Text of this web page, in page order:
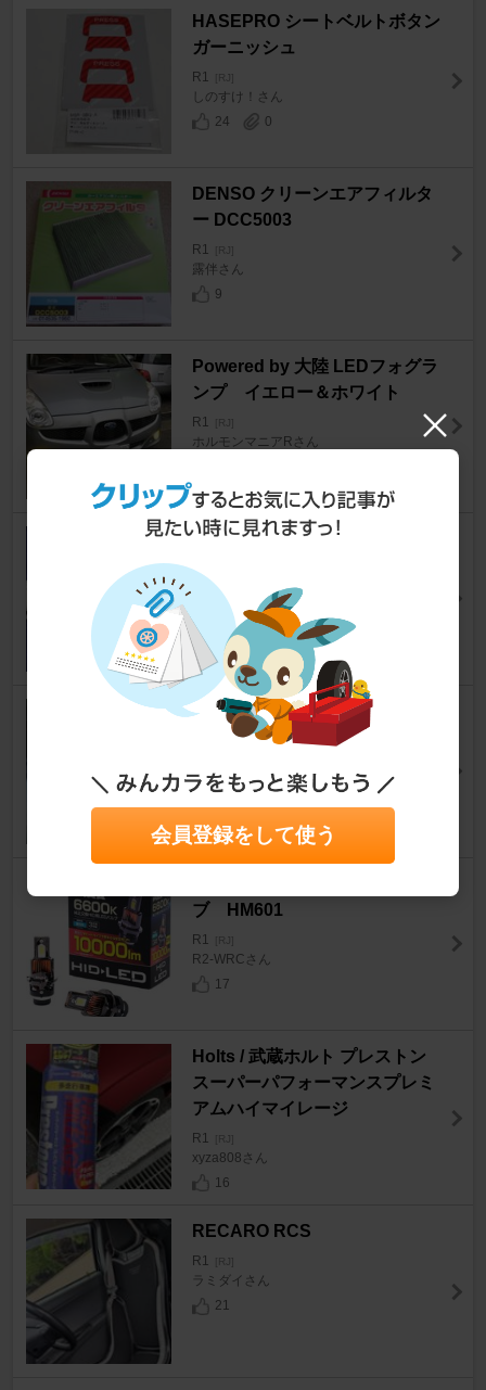
HASEPRO シートベルトボタン
ガーニッシュ
R1 [RJ]
しのすけ！さん
24
0
DENSO クリーンエアフィルタ
ー DCC5003
R1 [RJ]
露伴さん
9
Powered by 大陸 LEDフォグラ
ンプ イエロー＆ホワイト
R1 [RJ]
ホルモンマニアRさん
ZAC コアクリーナースーパー
ジェット
[RJ]
エイジマンさん
102
スバル純正 ドアガラス ウエザ
アウター
MS-4さん
14
ブ HM601
R1 [RJ]
R2-WRCさん
17
Holts / 武蔵ホルト プレストン
スーパーパフォーマンスプレミ
アムハイマイレージ
R1 [RJ]
xyza808さん
16
RECARO RCS
R1 [RJ]
ラミダイさん
21
会員登録をして使う